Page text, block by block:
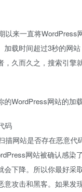
以来一直将WordPress
加载时间超过3秒的网站
，久而久之，搜索引擎
WordPress网站的加载
码
描网站是否存在恶意代
网站被确认感染
会下降。所以你最好采
意攻击和黑客。如果发